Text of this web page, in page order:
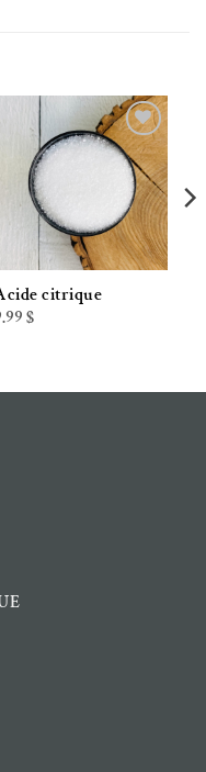
Ajouter à la liste de souhaits
citrique
$